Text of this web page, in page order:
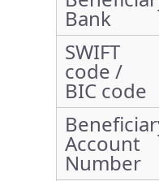
Bank
SWIFT
code /
BIC code
Account
Number